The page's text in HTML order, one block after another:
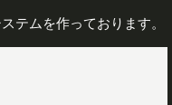
テムを作っております。